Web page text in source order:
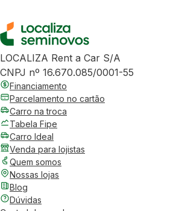
LOCALIZA Rent a Car S/A
CNPJ nº 16.670.085/0001-55
Financiamento
Parcelamento no cartão
Carro na troca
Tabela Fipe
Carro Ideal
Venda para lojistas
Quem somos
Nossas lojas
Blog
Dúvidas